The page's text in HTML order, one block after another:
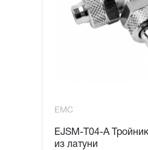
EMC
EJSM-T04-A
из латуни